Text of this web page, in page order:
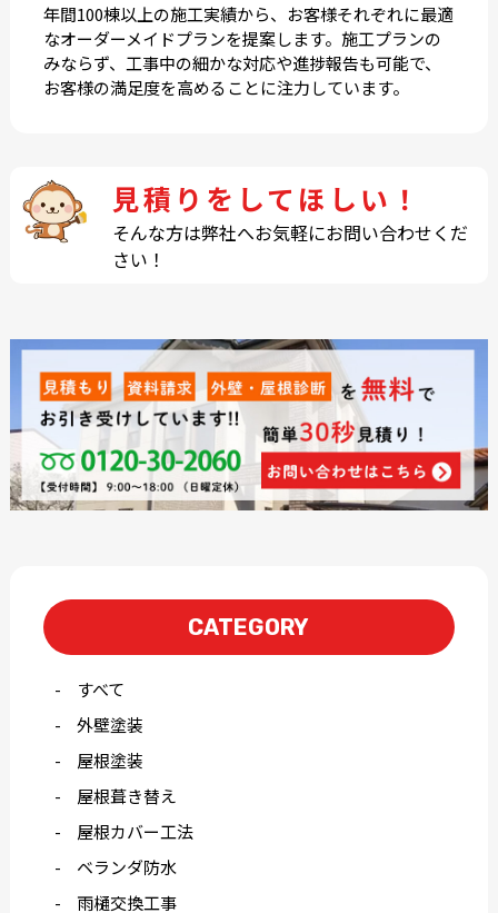
年間100棟以上の施工実績から、お客様それぞれに最適
なオーダーメイドプランを提案します。施工プランの
みならず、工事中の細かな対応や進捗報告も可能で、
お客様の満足度を高めることに注力しています。
見積りをしてほしい！
そんな方は弊社へお気軽にお問い合わせくだ
さい！
CATEGORY
すべて
外壁塗装
屋根塗装
屋根葺き替え
屋根カバー工法
ベランダ防水
雨樋交換工事